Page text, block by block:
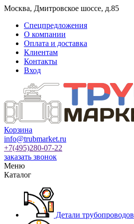
Москва, Дмитровское шоссе, д.85
Спецпредложения
О компании
Оплата и доставка
Клиентам
Контакты
Вход
Корзина
info@trubmarket.ru
+7(495)280-07-22
заказать звонок
Меню
Каталог
Детали трубопроводов